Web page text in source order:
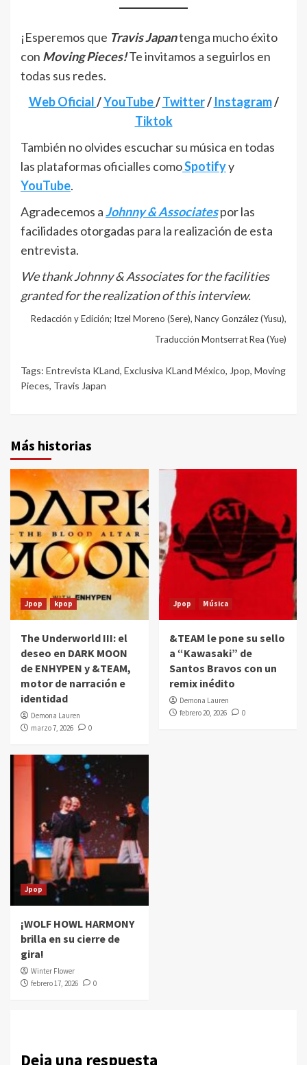
¡Esperemos que Travis Japantenga mucho éxito
con Moving Pieces!Te invitamos a seguirlos en
todas sus redes.
Web Oficial/YouTube/Twitter/ Instagram/
Tiktok
También no olvides escuchar su música en todas
las plataformas oficialles comoSpotifyy
YouTube.
Agradecemos aJohnny & Associatespor las
facilidades otorgadas para la realización de esta
entrevista.
We thank Johnny & Associates for the facilities
granted for the realization of this interview.
Redacción y Edición; Itzel Moreno (Sere), Nancy González (Yusu),
Traducción Montserrat Rea (Yue)
Tags: Entrevista KLand, Exclusiva KLand México, Jpop, Moving
Pieces, Travis Japan
Más historias
Jpop kpop
The Underworld III: el
deseo en DARK MOON
de ENHYPEN y &TEAM,
motor de narración e
identidad
Demona Lauren
marzo 7, 2026
0
Jpop Música
&TEAM le pone su sello
a “Kawasaki” de
Santos Bravos con un
remix inédito
Demona Lauren
febrero 20, 2026
0
Jpop
¡WOLF HOWL HARMONY
brilla en su cierre de
gira!
Winter Flower
febrero 17, 2026
0
Deja una respuesta